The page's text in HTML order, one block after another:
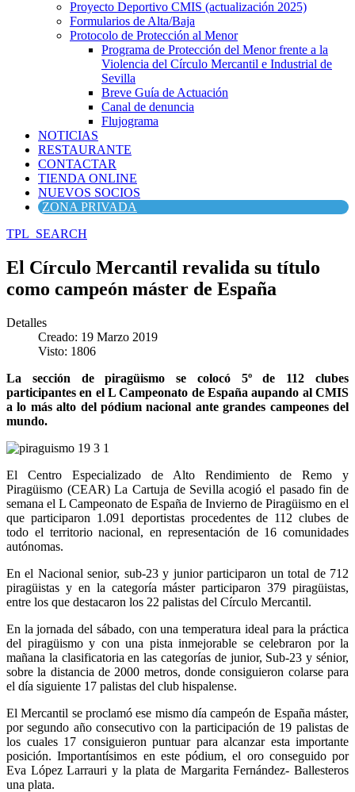
Proyecto Deportivo CMIS (actualización 2025)
Formularios de Alta/Baja
Protocolo de Protección al Menor
Programa de Protección del Menor frente a la
Violencia del Círculo Mercantil e Industrial de
Sevilla
Breve Guía de Actuación
Canal de denuncia
Flujograma
NOTICIAS
RESTAURANTE
CONTACTAR
TIENDA ONLINE
NUEVOS SOCIOS
ZONA PRIVADA
TPL_SEARCH
El Círculo Mercantil revalida su título
como campeón máster de España
Detalles
Creado: 19 Marzo 2019
Visto: 1806
La sección de piragüismo se colocó 5º de 112 clubes
participantes en el L Campeonato de España aupando al CMIS
a lo más alto del pódium nacional ante grandes campeones del
mundo.
El Centro Especializado de Alto Rendimiento de Remo y
Piragüismo (CEAR) La Cartuja de Sevilla acogió el pasado fin de
semana el L Campeonato de España de Invierno de Piragüismo en el
que participaron 1.091 deportistas procedentes de 112 clubes de
todo el territorio nacional, en representación de 16 comunidades
autónomas.
En el Nacional senior, sub-23 y junior participaron un total de 712
piragüistas y en la categoría máster participaron 379 piragüistas,
entre los que destacaron los 22 palistas del Círculo Mercantil.
En la jornada del sábado, con una temperatura ideal para la práctica
del piragüismo y con una pista inmejorable se celebraron por la
mañana la clasificatoria en las categorías de junior, Sub-23 y sénior,
sobre la distancia de 2000 metros, donde consiguieron colarse para
el día siguiente 17 palistas del club hispalense.
El Mercantil se proclamó ese mismo día campeón de España máster,
por segundo año consecutivo con la participación de 19 palistas de
los cuales 17 consiguieron puntuar para alcanzar esta importante
posición. Importantísimos en este pódium, el oro conseguido por
Eva López Larrauri y la plata de Margarita Fernández- Ballesteros
una plata.